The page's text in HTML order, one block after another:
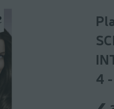
4